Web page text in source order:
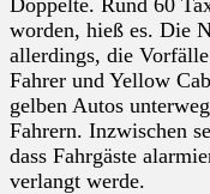
worden, hieß es. Die
allerdings, die
Fahrer und Yellow
gelben Autos
Fahrern. Inzwischen
dass Fahrgäste
verlangt werde.